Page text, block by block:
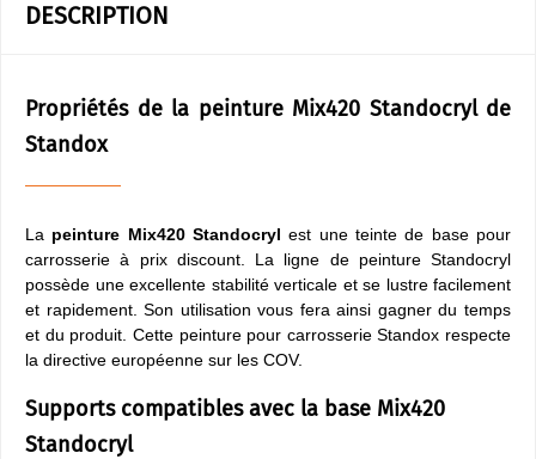
DESCRIPTION
Propriétés de la peinture Mix420 Standocryl de
Standox
La peinture Mix420 Standocrylest une teinte de base pour
carrosserie à prix discount. La ligne de peinture Standocryl
possède une excellente stabilité verticale et se lustre facilement
et rapidement. Son utilisation vous fera ainsi gagner du temps
et du produit. Cette peinture pour carrosserie Standox respecte
la directive européenne sur les COV.
Supports compatibles avec la base Mix420
Standocryl